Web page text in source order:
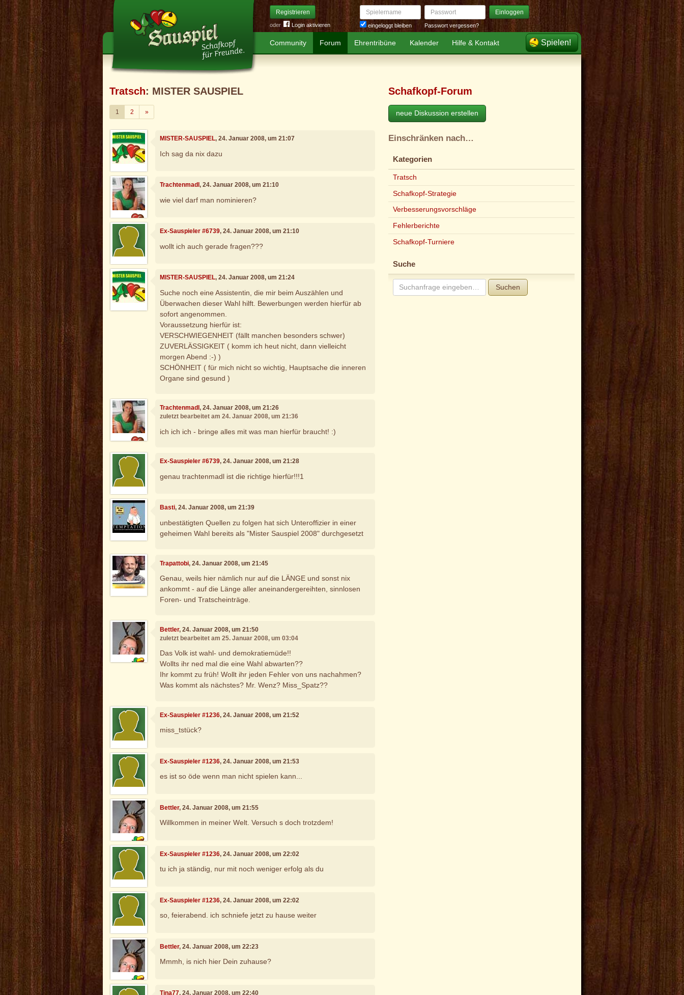
Registrieren
oder Login aktivieren
Spielername
eingeloggt bleiben
Passwort Einloggen
Passwort vergessen?
Community Forum Ehrentribüne Kalender Hilfe & Kontakt Spielen!
Tratsch: MISTER SAUSPIEL
1 2 »Weiter
MISTER-SAUSPIEL, 24. Januar 2008, um 21:07
Ich sag da nix dazu
Trachtenmadl, 24. Januar 2008, um 21:10
wie viel darf man nominieren?
Ex-Sauspieler #6739, 24. Januar 2008, um 21:10
wollt ich auch gerade fragen???
MISTER-SAUSPIEL, 24. Januar 2008, um 21:24
Suche noch eine Assistentin, die mir beim Auszählen und
Überwachen dieser Wahl hilft. Bewerbungen werden hierfür ab
sofort angenommen.
Voraussetzung hierfür ist:
VERSCHWIEGENHEIT (fällt manchen besonders schwer)
ZUVERLÄSSIGKEIT ( komm ich heut nicht, dann vielleicht
morgen Abend :-) )
SCHÖNHEIT ( für mich nicht so wichtig, Hauptsache die inneren
Organe sind gesund )
Trachtenmadl, 24. Januar 2008, um 21:26
zuletzt bearbeitet am 24. Januar 2008, um 21:36
ich ich ich - bringe alles mit was man hierfür braucht! :)
Ex-Sauspieler #6739, 24. Januar 2008, um 21:28
genau trachtenmadl ist die richtige hierfür!!!1
Basti, 24. Januar 2008, um 21:39
unbestätigten Quellen zu folgen hat sich Unteroffizier in einer
geheimen Wahl bereits als "Mister Sauspiel 2008" durchgesetzt
Trapattobi, 24. Januar 2008, um 21:45
Genau, weils hier nämlich nur auf die LÄNGE und sonst nix
ankommt - auf die Länge aller aneinandergereihten, sinnlosen
Foren- und Tratscheinträge.
Bettler, 24. Januar 2008, um 21:50
zuletzt bearbeitet am 25. Januar 2008, um 03:04
Das Volk ist wahl- und demokratiemüde!!
Wollts ihr ned mal die eine Wahl abwarten??
Ihr kommt zu früh! Wollt ihr jeden Fehler von uns nachahmen?
Was kommt als nächstes? Mr. Wenz? Miss_Spatz??
Ex-Sauspieler #1236, 24. Januar 2008, um 21:52
miss_tstück?
Ex-Sauspieler #1236, 24. Januar 2008, um 21:53
es ist so öde wenn man nicht spielen kann...
Bettler, 24. Januar 2008, um 21:55
Willkommen in meiner Welt. Versuch s doch trotzdem!
Ex-Sauspieler #1236, 24. Januar 2008, um 22:02
tu ich ja ständig, nur mit noch weniger erfolg als du
Ex-Sauspieler #1236, 24. Januar 2008, um 22:02
so, feierabend. ich schniefe jetzt zu hause weiter
Bettler, 24. Januar 2008, um 22:23
Mmmh, is nich hier Dein zuhause?
Tina77, 24. Januar 2008, um 22:40
Schafkopf-Forum
neue Diskussion erstellen
Einschränken nach…
Kategorien
Tratsch
Schafkopf-Strategie
Verbesserungsvorschläge
Fehlerberichte
Schafkopf-Turniere
Suche
Suchen